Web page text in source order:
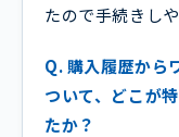
たので手続きし
Q. 購入履歴から
ついて、どこが
たか？